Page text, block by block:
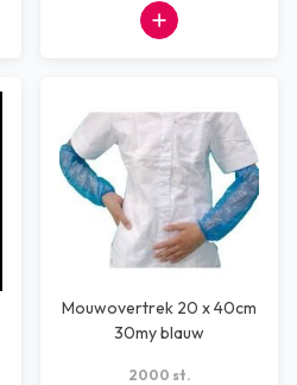
Mouwovertrek 20 x 40cm
30my blauw
2000 st.